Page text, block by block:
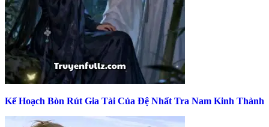
Kế Hoạch Bòn Rút Gia Tài Của Đệ Nhất Tra Nam Kinh Thành